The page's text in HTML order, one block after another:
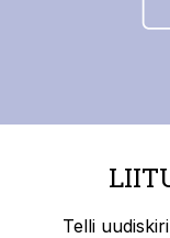
Telli